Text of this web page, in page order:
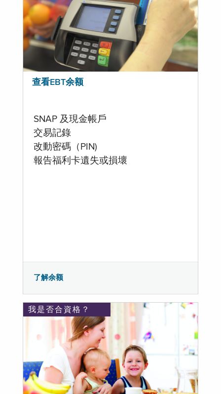
查看EBT余额
SNAP 及現金帳戶
交易記錄
改動密碼（PIN)
報告福利卡遺失或損壞
了解余额
我是否合資格？